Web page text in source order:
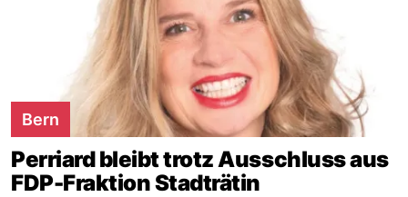
Bern
Perriard bleibt trotz Ausschluss aus
FDP-Fraktion Stadträtin